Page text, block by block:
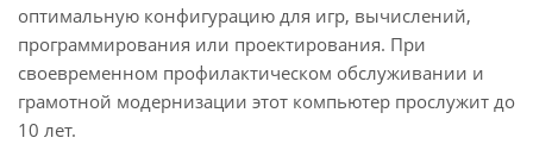
оптимальную конфигурацию для игр, вычислений,
программирования или проектирования. При
своевременном профилактическом обслуживании и
грамотной модернизации этот компьютер прослужит до
10 лет.